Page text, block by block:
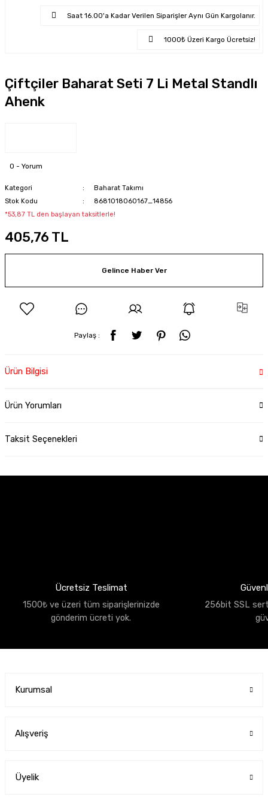
Saat 16.00'a Kadar Verilen Siparişler Aynı Gün Kargolanır.
1000₺ Üzeri Kargo Ücretsiz!
Çiftçiler Baharat Seti 7 Li Metal Standlı
Ahenk
0 - Yorum
Kategori
Baharat Takımı
Stok Kodu
8681018060167_14856
*53,87 TL den başlayan taksitlerle!
405,76 TL
Gelince Haber Ver
Paylaş :
Ürün Bilgisi
Ürün Yorumları
Taksit Seçenekleri
Ücretsiz Teslimat
1500₺ ve üzeri tüm siparişlerinizde
gönderim ücreti yok.
256bit SSL
Kurumsal
Alışveriş
Üyelik